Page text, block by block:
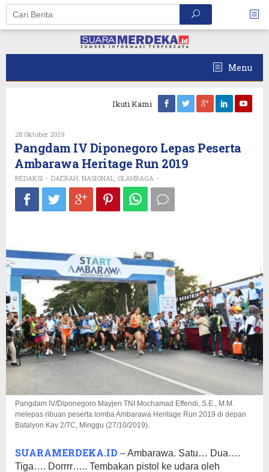
Skip
content
Menu
Ikuti Kami
28 Oktober 2019
REDAKSI
Pangdam IV Diponegoro Lepas Peserta
Ambarawa Heritage Run 2019
REDAKSI - DAERAH NASIONAL OLAHRAGA -
Pangdam IV/Diponegoro Mayjen TNI Mochamad Effendi, S.E., M.M.
melepas ribuan peserta lomba Ambarawa Heritage Run 2019 di depan
Batalyon Kav 2/TC, Minggu (27/10/2019).
SUARAMERDEKA.ID – Ambarawa. Satu… Dua….
Tiga…. Dorrrr….. Tembakan pistol ke udara oleh